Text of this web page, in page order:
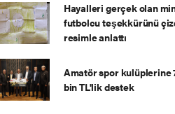
Hayalleri gerçek olan
futbolcu teşekkürünü
resimle anlattı
Amatör spor kulüplerine
bin TL'lik destek